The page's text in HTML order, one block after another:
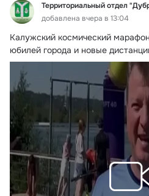
Территориальный отдел
добавлена вчера в 13:04
Калужский космический
юбилей города и новые